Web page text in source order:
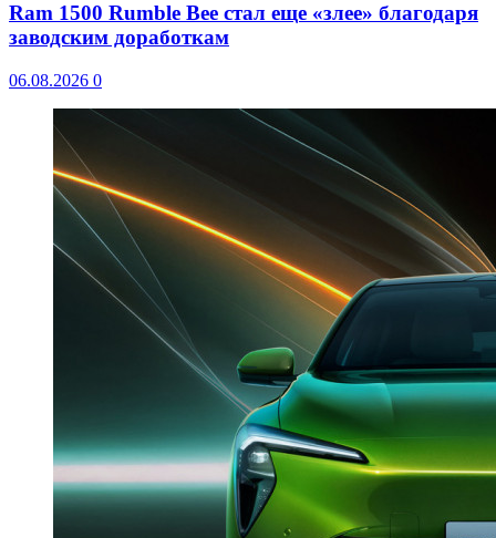
Ram 1500 Rumble Bee стал еще «злее» благодаря
заводским доработкам
06.08.2026 0